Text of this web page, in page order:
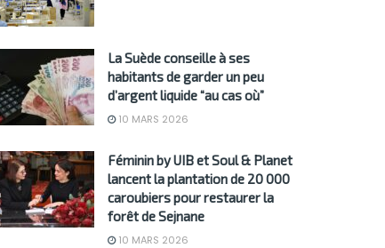
La Suède conseille à ses
habitants de garder un peu
d’argent liquide “au cas où”
10 MARS 2026
Féminin by UIB et Soul & Planet
lancent la plantation de 20 000
caroubiers pour restaurer la
forêt de Sejnane
10 MARS 2026